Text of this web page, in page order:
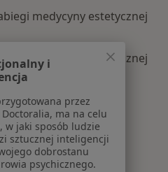
medycyny estetycznej
medycyny estetycznej
Najpopularniejsze
i
przez
Doctoralia, ma na celu
w jaki sposób ludzie
sztucznej inteligencji
dobrostanu
psychicznego.